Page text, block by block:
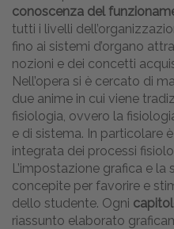
conoscenza del
tutti i livelli
fino ai sistemi d’organo
nozioni e dei concetti
Nell’opera si è cercato di
due anime in cui viene
fisiologia, ovvero la
e di sistema. In particolare
integrata dei processi
L’impostazione grafica e
concepite per favorire e
dello studente. Ogni
riassunto elaborato